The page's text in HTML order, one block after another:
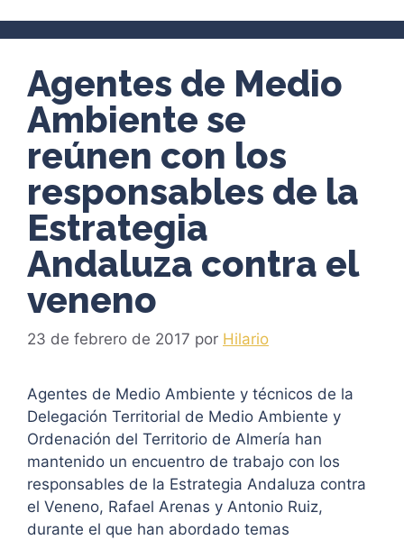
Agentes de Medio
Ambiente se
reúnen con los
responsables de la
Estrategia
Andaluza contra el
veneno
23 de febrero de 2017 por Hilario
Agentes de Medio Ambiente y técnicos de la
Delegación Territorial de Medio Ambiente y
Ordenación del Territorio de Almería han
mantenido un encuentro de trabajo con los
responsables de la Estrategia Andaluza contra
el Veneno, Rafael Arenas y Antonio Ruiz,
durante el que han abordado temas